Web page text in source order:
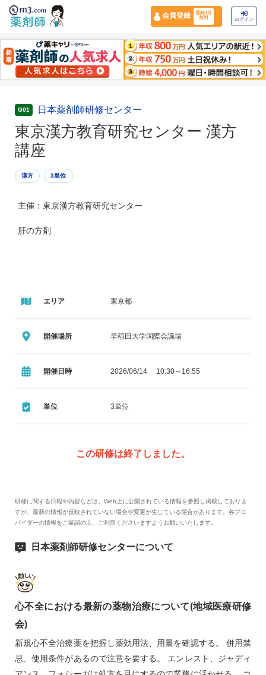
会員登録
登録1分
無料
ログイン
G01 日本薬剤師研修センター
東京漢方教育研究センター 漢方
講座
漢方 3単位
主催：東京漢方教育研究センター
肝の方剤
エリア 東京都
開催場所 早稲田大学国際会議場
開催日時 2026/06/14 10:30～16:55
単位 3単位
この研修は終了しました。
研修に関する日程や内容などは、Web上に公開されている情報を参照し掲載しておりま
すが、最新の情報が反映されていない場合や変更が生じている場合があります。各プロ
バイダーの情報をご確認の上、ご利用くださいますようお願いいたします。
日本薬剤師研修センターについて
心不全における最新の薬物治療について(地域医療研修
会)
新規心不全治療薬を把握し薬効用法、用量を確認する。 併用禁
忌、使用条件があるので注意を要する。 エンレスト、ジャディ